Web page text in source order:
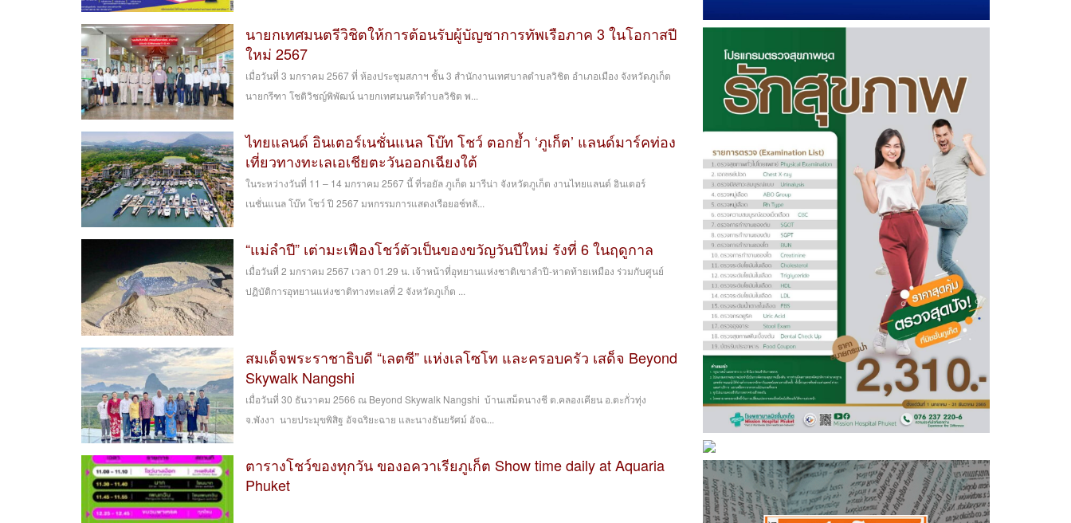
นายกเทศมนตรีวิชิตให้การต้อนรับผู้บัญชาการทัพเรือภาค 3 ในโอกาสปี
ใหม่ 2567
เมื่อวันที่ 3 มกราคม 2567 ที่ ห้องประชุมสภาฯ ชั้น 3 สำนักงานเทศบาลตำบลวิชิต อำเภอเมือง จังหวัดภูเก็ต
นายกรีฑา โชติวิชญ์พิพัฒน์ นายกเทศมนตรีตำบลวิชิต พ...
ไทยแลนด์ อินเตอร์เนชั่นแนล โบ๊ท โชว์ ตอกย้ำ ‘ภูเก็ต’ แลนด์มาร์คท่อง
เที่ยวทางทะเลเอเชียตะวันออกเฉียงใต้
ในระหว่างวันที่ 11 – 14 มกราคม 2567 นี้ ที่รอยัล ภูเก็ต มารีน่า จังหวัดภูเก็ต งานไทยแลนด์ อินเตอร์
เนชั่นแนล โบ๊ท โชว์ ปี 2567 มหกรรมการแสดงเรือยอช์ทลั...
“แม่ลำปี” เต่ามะเฟืองโชว์ตัวเป็นของขวัญวันปีใหม่ รังที่ 6 ในฤดูกาล
เมื่อวันที่ 2 มกราคม 2567 เวลา 01.29 น. เจ้าหน้าที่อุทยานแห่งชาติเขาลำปี-หาดท้ายเหมือง ร่วมกับศูนย์
ปฏิบัติการอุทยานแห่งชาติทางทะเลที่ 2 จังหวัดภูเก็ต ...
สมเด็จพระราชาธิบดี “เลตซี” แห่งเลโซโท และครอบครัว เสด็จ Beyond
Skywalk Nangshi
เมื่อวันที่ 30 ธันวาคม 2566 ณ Beyond Skywalk Nangshi บ้านเสม็ดนางชี ต.คลองเคียน อ.ตะกั่วทุ่ง
จ.พังงา นายประมุขพิสิฐ อัจฉริยะฉาย และนางธันยรัศม์ อัจฉ...
ตารางโชว์ของทุกวัน ของอควาเรียภูเก็ต Show time daily at Aquaria
Phuket